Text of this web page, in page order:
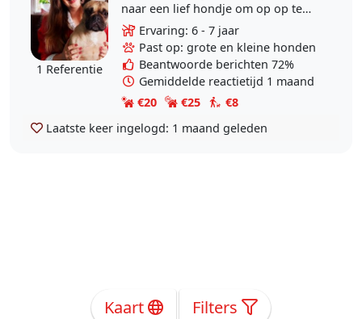
1 Referentie
naar een lief hondje om op op te
passen. Ik ben bezig met een HBO
thuisopleiding en ben daarom veel
thuis. Ik ben..
Ervaring: 6 - 7 jaar
Past op: grote en kleine honden
Beantwoorde berichten 72%
Gemiddelde reactietijd 1 maand
€20
€25
€8
Laatste keer ingelogd: 1 maand geleden
Kaart Filters